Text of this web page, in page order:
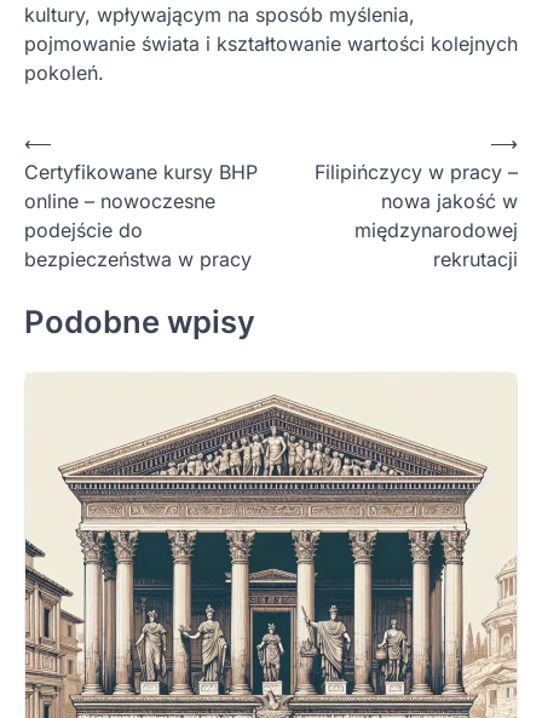
kultury, wpływającym na sposób myślenia,
pojmowanie świata i kształtowanie wartości kolejnych
pokoleń.
Nawigacja
wpisu
⟵
Certyfikowane kursy BHP
online – nowoczesne
podejście do
bezpieczeństwa w pracy
Filipińczycy w pracy –
nowa jakość w
międzynarodowej
rekrutacji
⟶
Podobne wpisy